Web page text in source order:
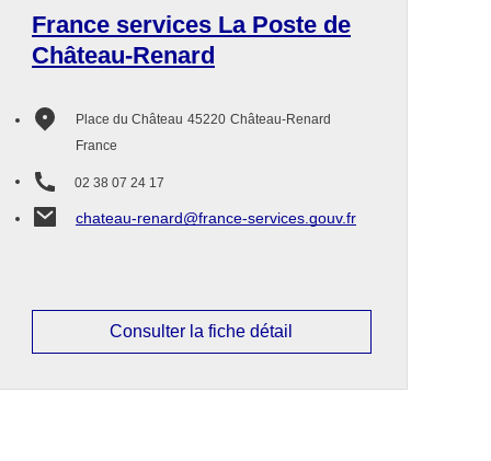
France services La Poste de
Château-Renard
Place du Château 45220 Château-Renard
France
02 38 07 24 17
chateau-renard@france-services.gouv.fr
Consulter la fiche détail